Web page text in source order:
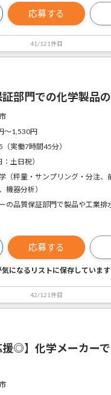
応募する
41/121件目
証部門での化学製品
〜1,530円
実働7時間45分）
土日祝）
（秤量・サンプリング・分注、
機器分析）
の品質保証部門で製品や工業排
応募する
気になるリストに保存しています
42/121件目
援◎】化学メーカー